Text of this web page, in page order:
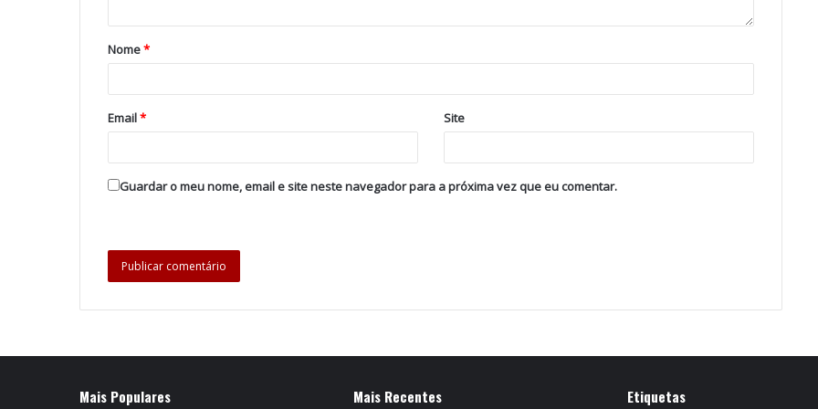
Nome*
Email* Site
Guardar o meu nome, email e site neste navegador para a próxima vez que eu comentar.
Mais Populares Mais Recentes Etiquetas